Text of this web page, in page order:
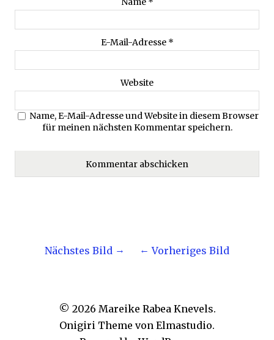
E-Mail-Adresse *
Website
Name, E-Mail-Adresse und Website in diesem Browser
für meinen nächsten Kommentar speichern.
Nächstes Bild Vorheriges Bild
© 2026 Mareike Rabea Knevels.
Onigiri Theme von Elmastudio.